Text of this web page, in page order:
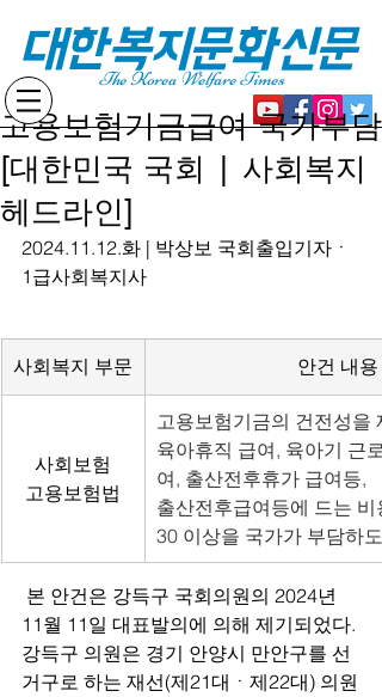
대한복지문화신문
The Korea Welfare Times
고용보험기금급여 국가부담
[대한민국 국회 | 사회복지
헤드라인]
2024.11.12.화 | 박상보 국회출입기자ㆍ
1급사회복지사
사회복지 부문 안건 내용
사회보험
고용보험법
고용보험기금의 건전성을
육아휴직 급여, 육아기 근
여, 출산전후휴가 급여등,
출산전후급여등에 드는 비
30 이상을 국가가 부담하도
본 안건은 강득구 국회의원의 2024년
11월 11일 대표발의에 의해 제기되었다.
강득구 의원은 경기 안양시 만안구를 선
거구로 하는 재선(제21대ㆍ제22대) 의원